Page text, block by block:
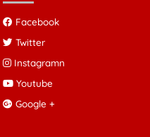
Facebook
Twitter
Instagramn
Youtube
Google +